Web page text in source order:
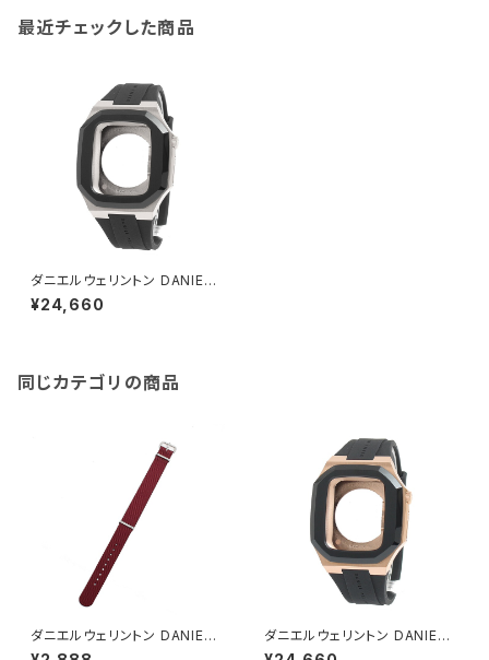
最近チェックした商品
ダニエルウェリントン DANIEL
WELLINGTON アップルウォッ
チベルト ケース DW0120000
¥24,660
同じカテゴリの商品
ダニエルウェリントン DANIEL
WELLINGTON 替えベルト腕
ダニエルウェリントン DANIEL
WELLINGTON アップルウォッ